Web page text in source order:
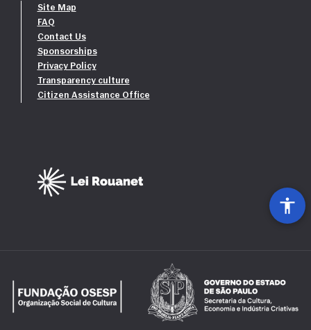
Site Map
FAQ
Contact Us
Sponsorships
Privacy Policy
Transparency culture
Citizen Assistance Office